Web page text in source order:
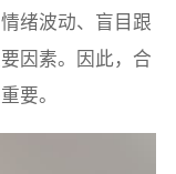
绪波动、盲目跟
因素。因此，合
要。